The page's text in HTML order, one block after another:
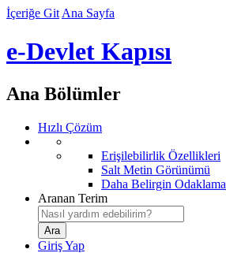
İçeriğe Git Ana Sayfa
e-Devlet Kapısı
Ana Bölümler
Hızlı Çözüm
Erişilebilirlik Özellikleri
Salt Metin Görünümü
Daha Belirgin Odaklama
Aranan Terim
Giriş Yap